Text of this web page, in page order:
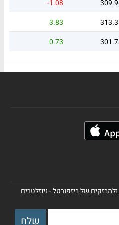
-1.08
3.83
0.73
של ביזפורטל - ניוזלטרים